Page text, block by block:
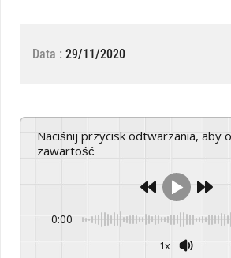
Data : 29/11/2020
Naciśnij przycisk odtwarzania, aby odsłuchać tę
zawartość
0:00
1x